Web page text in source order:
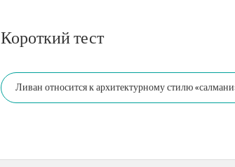
Короткий тест
Ливан относится к архитектурному стилю